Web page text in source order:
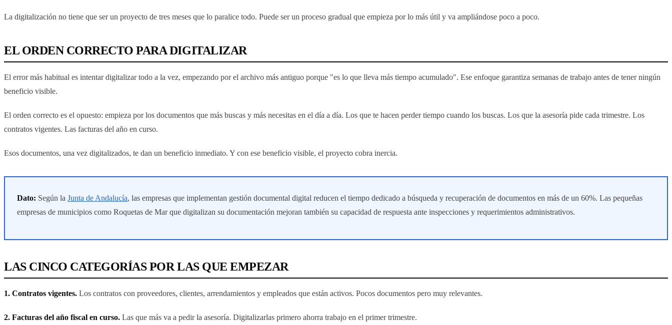
La digitalización no tiene que ser un proyecto de tres meses que lo paralice todo. Puede ser un proceso gradual que empieza por lo más útil y va ampliándose poco a poco.
EL ORDEN CORRECTO PARA DIGITALIZAR
El error más habitual es intentar digitalizar todo a la vez, empezando por el archivo más antiguo porque "es lo que lleva más tiempo acumulado". Ese enfoque garantiza semanas de trabajo antes de tener ningún
beneficio visible.
El orden correcto es el opuesto: empieza por los documentos que más buscas y más necesitas en el día a día. Los que te hacen perder tiempo cuando los buscas. Los que la asesoría pide cada trimestre. Los
contratos vigentes. Las facturas del año en curso.
Esos documentos, una vez digitalizados, te dan un beneficio inmediato. Y con ese beneficio visible, el proyecto cobra inercia.
Dato: Según la Junta de Andalucía, las empresas que implementan gestión documental digital reducen el tiempo dedicado a búsqueda y recuperación de documentos en más de un 60%. Las pequeñas
empresas de municipios como Roquetas de Mar que digitalizan su documentación mejoran también su capacidad de respuesta ante inspecciones y requerimientos administrativos.
LAS CINCO CATEGORÍAS POR LAS QUE EMPEZAR
1. Contratos vigentes. Los contratos con proveedores, clientes, arrendamientos y empleados que están activos. Pocos documentos pero muy relevantes.
2. Facturas del año fiscal en curso. Las que más va a pedir la asesoría. Digitalizarlas primero ahorra trabajo en el primer trimestre.